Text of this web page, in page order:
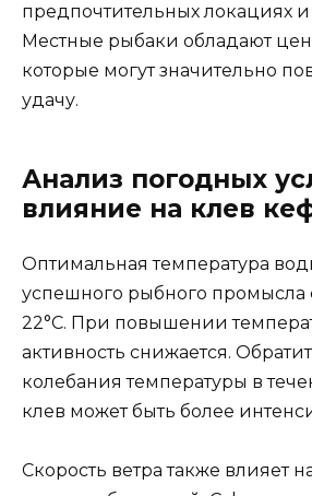
предпочтительных локациях и
Местные рыбаки обладают
которые могут значительно
удачу.
Анализ погодных
влияние на клев
Оптимальная температура
успешного рыбного промысла
22°C. При повышении
активность снижается.
колебания температуры в
клев может быть более
Скорость ветра также влияет